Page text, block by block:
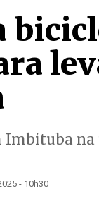
na
- 10h30